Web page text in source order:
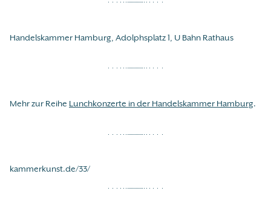
Handelskammer Hamburg, Adolphsplatz 1, U Bahn Rathaus
Mehr zur Reihe Lunchkonzerte in der Handelskammer Hamburg.
kammerkunst.de/33/